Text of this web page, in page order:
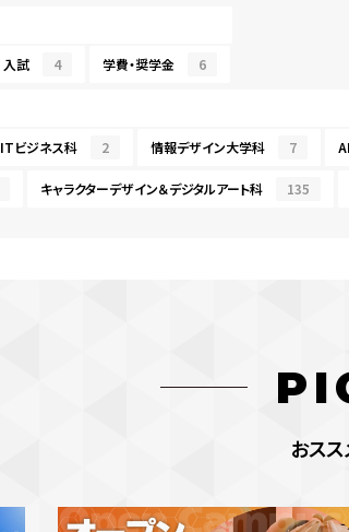
入試 4 学費・奨学金 6
ITビジネス科 2 情報デザイン大学科 7
キャラクターデザイン＆デジタルアート科 135
おス